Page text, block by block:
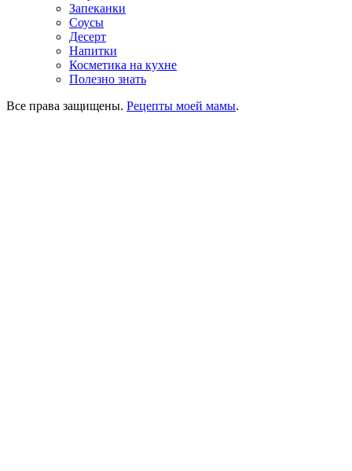
Запеканки
Соусы
Десерт
Напитки
Косметика на кухне
Полезно знать
Все права защищены. Рецепты моей мамы.